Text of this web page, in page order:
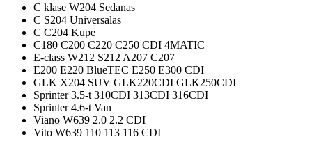
C klase W204 Sedanas
C S204 Universalas
C C204 Kupe
C180 C200 C220 C250 CDI 4MATIC
E-class W212 S212 A207 C207
E200 E220 BlueTEC E250 E300 CDI
GLK X204 SUV GLK220CDI GLK250CDI
Sprinter 3.5-t 310CDI 313CDI 316CDI
Sprinter 4.6-t Van
Viano W639 2.0 2.2 CDI
Vito W639 110 113 116 CDI